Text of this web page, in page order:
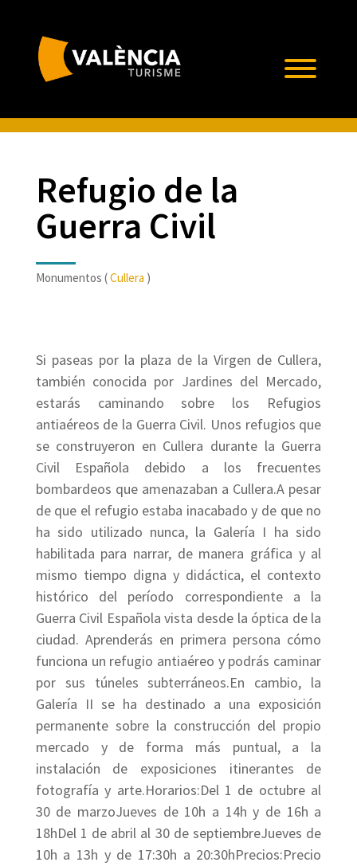
Refugio de la
Guerra Civil
Monumentos (Cullera )
Si paseas por la plaza de la Virgen de Cullera,
también conocida por Jardines del Mercado,
estarás caminando sobre los Refugios
antiaéreos de la Guerra Civil. Unos refugios que
se construyeron en Cullera durante la Guerra
Civil Española debido a los frecuentes
bombardeos que amenazaban a Cullera.A pesar
de que el refugio estaba inacabado y de que no
ha sido utilizado nunca, la Galería I ha sido
habilitada para narrar, de manera gráfica y al
mismo tiempo digna y didáctica, el contexto
histórico del período correspondiente a la
Guerra Civil Española vista desde la óptica de la
ciudad. Aprenderás en primera persona cómo
funciona un refugio antiaéreo y podrás caminar
por sus túneles subterráneos.En cambio, la
Galería II se ha destinado a una exposición
permanente sobre la construcción del propio
mercado y de forma más puntual, a la
instalación de exposiciones itinerantes de
fotografía y arte.Horarios:Del 1 de octubre al
30 de marzoJueves de 10h a 14h y de 16h a
18hDel 1 de abril al 30 de septiembreJueves de
10h a 13h y de 17:30h a 20:30hPrecios:Precio